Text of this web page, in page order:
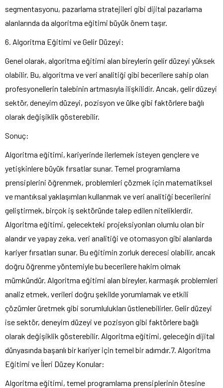
segmentasyonu, pazarlama stratejileri gibi dijital pazarlama
alanlarında da algoritma eğitimi büyük önem taşır.
6. Algoritma Eğitimi ve Gelir Düzeyi:
Genel olarak, algoritma eğitimi alan bireylerin gelir düzeyi yüksek
olabilir. Bu, algoritma ve veri analitiği gibi becerilere sahip olan
profesyonellerin talebinin artmasıyla ilişkilidir. Ancak, gelir düzeyi
sektör, deneyim düzeyi, pozisyon ve ülke gibi faktörlere bağlı
olarak değişiklik gösterebilir.
Sonuç:
Algoritma eğitimi, kariyerinde ilerlemek isteyen gençlere ve
yetişkinlere büyük fırsatlar sunar. Temel programlama
prensiplerini öğrenmek, problemleri çözmek için matematiksel
ve mantıksal yaklaşımları kullanmak ve veri analitiği becerilerini
geliştirmek, birçok iş sektöründe talep edilen niteliklerdir.
Algoritma eğitimi, gelecekteki projeksiyonları olumlu olan bir
alandır ve yapay zeka, veri analitiği ve otomasyon gibi alanlarda
kariyer fırsatları sunar. Bu eğitimin zorluk derecesi olabilir, ancak
doğru öğrenme yöntemiyle bu becerilere hakim olmak
mümkündür. Algoritma eğitimi alan bireyler, karmaşık problemleri
analiz etmek, verileri doğru şekilde yorumlamak ve etkili
çözümler üretmek gibi sorumlulukları üstlenebilirler. Gelir düzeyi
ise sektör, deneyim düzeyi ve pozisyon gibi faktörlere bağlı
olarak değişiklik gösterebilir. Algoritma eğitimi, geleceğin dijital
dünyasında başarılı bir kariyer için temel bir adımdır.7. Algoritma
Eğitimi ve İleri Düzey Konular:
Algoritma eğitimi, temel programlama prensiplerinin ötesine